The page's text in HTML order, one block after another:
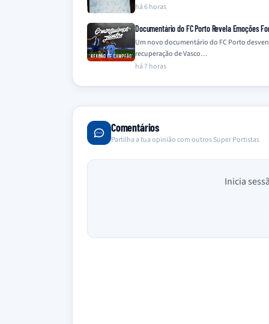
há 6 horas
Documentário do FC Porto Revela Emoções
Um novo documentário do FC Porto
recuperação de Vasco…
há 7 horas
Comentários
Partilha a tua opinião com outros Super Portistas
Inicia